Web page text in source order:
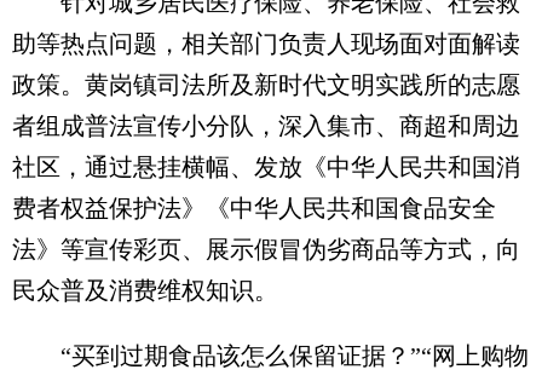
助等热点问题，相关部门负责人现场面对面解读
政策。黄岗镇司法所及新时代文明实践所的志愿
者组成普法宣传小分队，深入集市、商超和周边
社区，通过悬挂横幅、发放《中华人民共和国消
费者权益保护法》《中华人民共和国食品安全
法》等宣传彩页、展示假冒伪劣商品等方式，向
民众普及消费维权知识。
“买到过期食品该怎么保留证据？”“网上购物